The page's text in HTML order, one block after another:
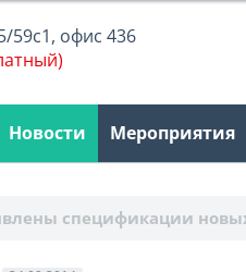
59с1, офис 436
Новости Мероприятия
спецификации